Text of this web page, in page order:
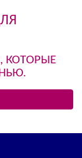
КОТОРЫЕ